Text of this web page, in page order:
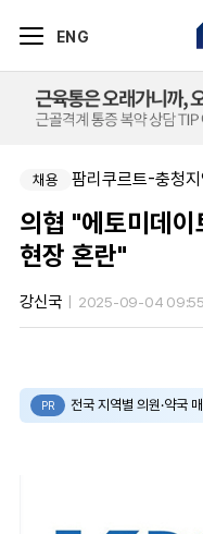
ENG
채용 팜리쿠르트-충청
의협 "에토미데이
현장 혼란"
강신국 2025-09-04
PR 전국 지역별 의원·약국